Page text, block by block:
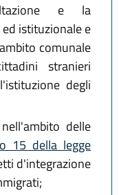
e la
istituzionale e
comunale
stranieri
degli
delle
15 della legge
d'integrazione